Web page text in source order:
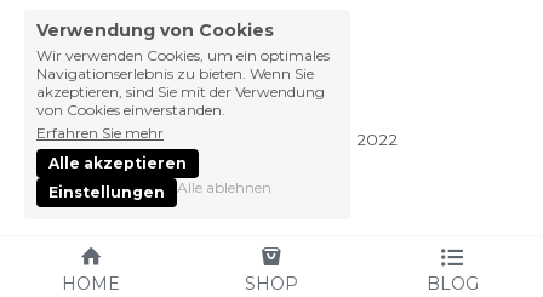
made with love by fine © 2022
Impressum
Allgemeine Geschäftsbedingungen
HOME SHOP BLOG
Verwendung von Cookies
Wir verwenden Cookies, um ein optimales
Navigationserlebnis zu bieten. Wenn Sie
akzeptieren, sind Sie mit der Verwendung
von Cookies einverstanden.
Erfahren Sie mehr
Alle akzeptieren
Einstellungen
Alle ablehnen